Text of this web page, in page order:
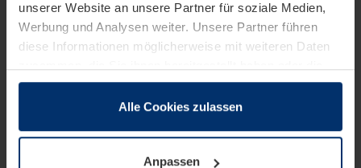
unserer Website an unsere Partner für soziale Medien,
Werbung und Analysen weiter. Unsere Partner führen
diese Informationen möglicherweise mit weiteren Daten
sie im Rahmen Ihrer Nutzung der Dienste gesammelt
wenn diese für den Betrieb dieser Seite unbedingt
notwendig sind. Für alle anderen Cookie-Typen benötigen
Alle Cookies zulassen
Anpassen